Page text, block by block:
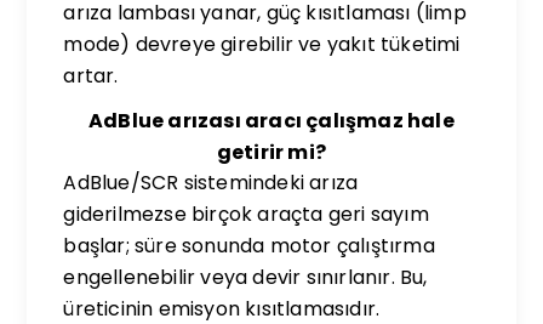
arıza lambası yanar, güç kısıtlaması (limp
mode) devreye girebilir ve yakıt tüketimi
artar.
AdBlue arızası aracı çalışmaz hale
getirir mi?
AdBlue/SCR sistemindeki arıza
giderilmezse birçok araçta geri sayım
başlar; süre sonunda motor çalıştırma
engellenebilir veya devir sınırlanır. Bu,
üreticinin emisyon kısıtlamasıdır.